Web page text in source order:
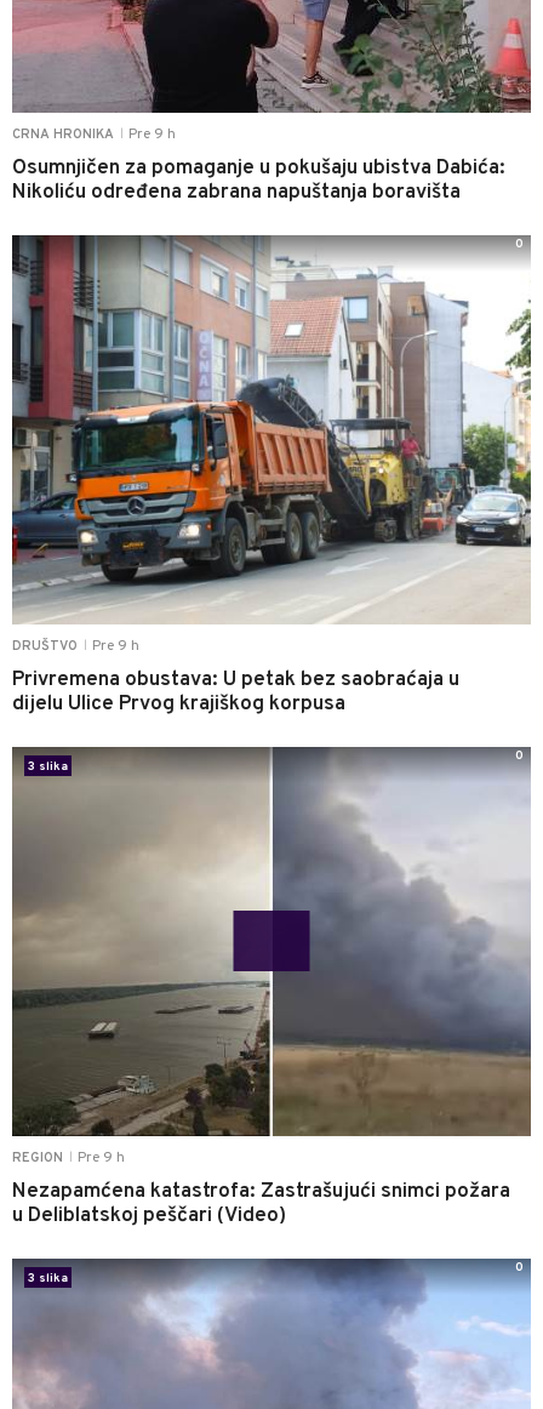
CRNA HRONIKA Pre 9 h
Osumnjičen za pomaganje u pokušaju ubistva Dabića:
Nikoliću određena zabrana napuštanja boravišta
DRUŠTVO Pre 9 h
Privremena obustava: U petak bez saobraćaja u
dijelu Ulice Prvog krajiškog korpusa
0
REGION Pre 9 h
Nezapamćena katastrofa: Zastrašujući snimci požara
u Deliblatskoj peščari (Video)
3 slika
0
3 slika
0